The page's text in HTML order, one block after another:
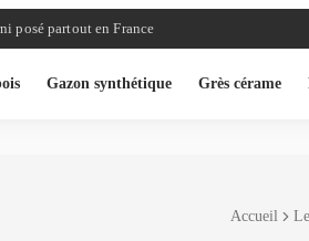
posé partout en France
Gazon synthétique Grès cérame
Accueil